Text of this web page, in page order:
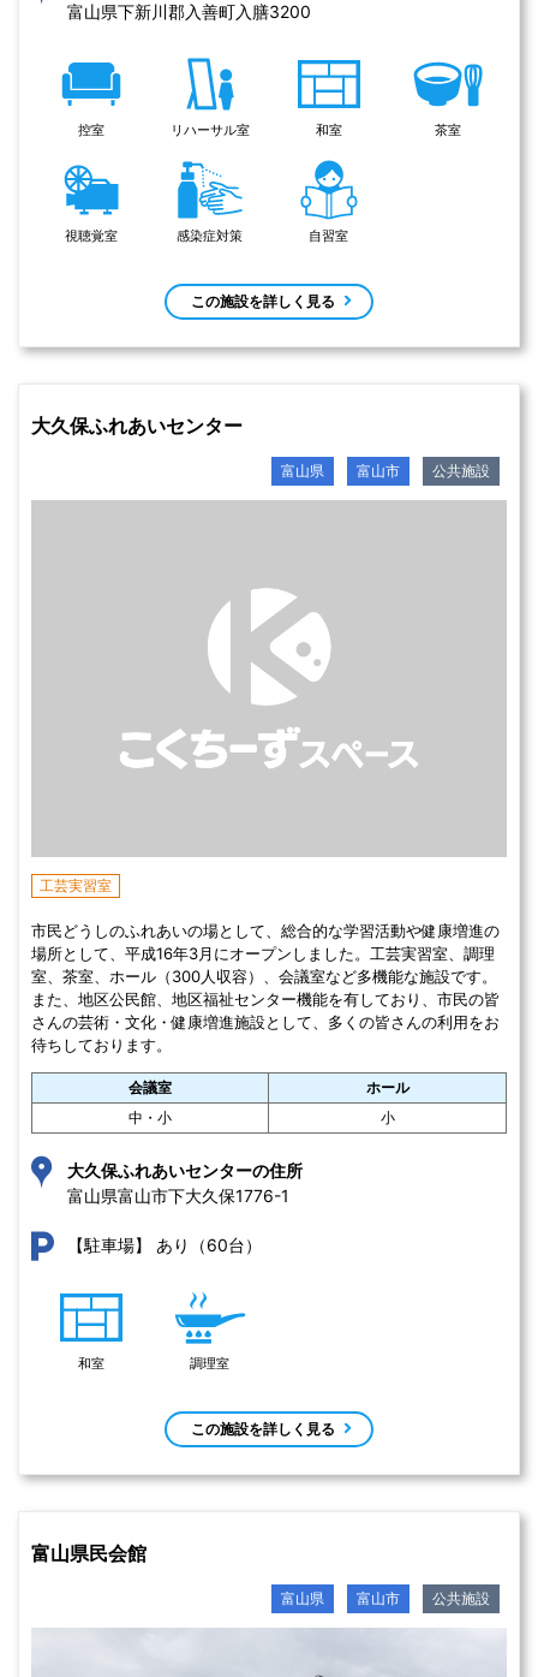
富山県下新川郡入善町入膳3200
控室 リハーサル室 和室 茶室
視聴覚室 感染症対策 自習室
この施設を詳しく見る
大久保ふれあいセンター
富山県 富山市 公共施設
工芸実習室
市民どうしのふれあいの場として、総合的な学習活動や健康増進の
場所として、平成16年3月にオープンしました。工芸実習室、調理
室、茶室、ホール（300人収容）、会議室など多機能な施設です。
また、地区公民館、地区福祉センター機能を有しており、市民の皆
さんの芸術・文化・健康増進施設として、多くの皆さんの利用をお
待ちしております。
会議室
ホール
中・小
小
大久保ふれあいセンターの住所
富山県富山市下大久保1776-1
【駐車場】 あり（60台）
和室 調理室
この施設を詳しく見る
富山県民会館
富山県 富山市 公共施設